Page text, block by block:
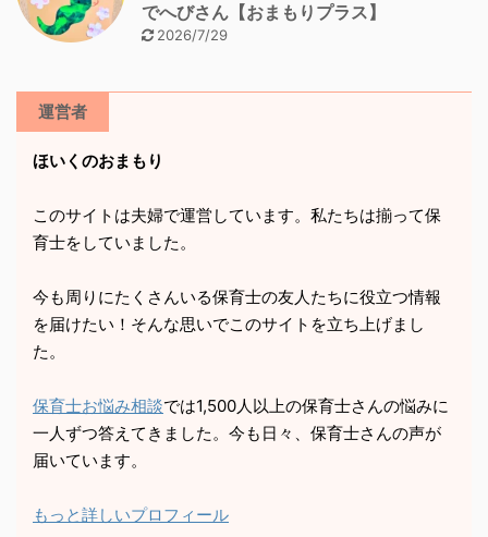
でへびさん【おまもりプラス】
2026/7/29
運営者
ほいくのおまもり
このサイトは夫婦で運営しています。私たちは揃って保
育士をしていました。
今も周りにたくさんいる保育士の友人たちに役立つ情報
を届けたい！そんな思いでこのサイトを立ち上げまし
た。
保育士お悩み相談では1,500人以上の保育士さんの悩みに
一人ずつ答えてきました。今も日々、保育士さんの声が
届いています。
もっと詳しいプロフィール